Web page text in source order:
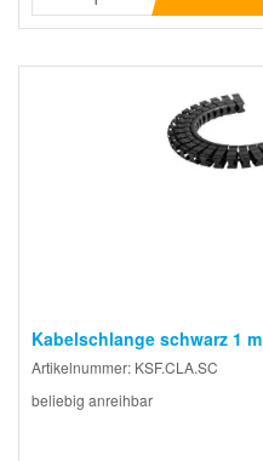
Kabelschlange schwarz 1 m
Artikelnummer: KSF.CLA.SC
beliebig anreihbar